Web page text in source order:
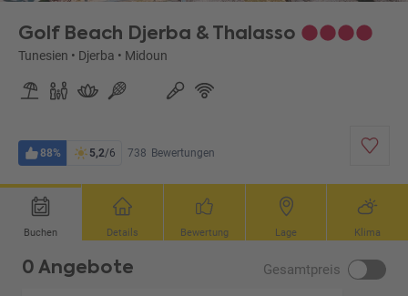
Golf Beach Djerba & Thalasso
Tunesien • Djerba • Midoun
88% 5,2/6 738 Bewertungen
Buchen Details Bewertung Lage Klima
0 Angebote Gesamtpreis